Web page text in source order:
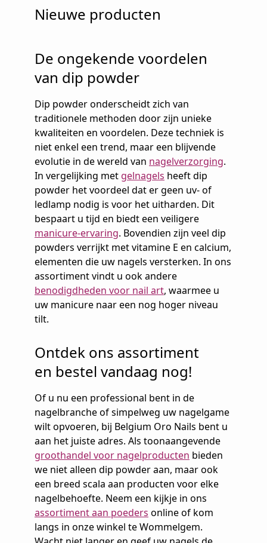
Nieuwe producten
De ongekende voordelen
van dip powder
Dip powder onderscheidt zich van
traditionele methoden door zijn unieke
kwaliteiten en voordelen. Deze techniek is
niet enkel een trend, maar een blijvende
evolutie in de wereld van nagelverzorging.
In vergelijking met gelnagels heeft dip
powder het voordeel dat er geen uv- of
ledlamp nodig is voor het uitharden. Dit
bespaart u tijd en biedt een veiligere
manicure-ervaring. Bovendien zijn veel dip
powders verrijkt met vitamine E en calcium,
elementen die uw nagels versterken. In ons
assortiment vindt u ook andere
benodigdheden voor nail art, waarmee u
uw manicure naar een nog hoger niveau
tilt.
Ontdek ons assortiment
en bestel vandaag nog!
Of u nu een professional bent in de
nagelbranche of simpelweg uw nagelgame
wilt opvoeren, bij Belgium Oro Nails bent u
aan het juiste adres. Als toonaangevende
groothandel voor nagelproducten bieden
we niet alleen dip powder aan, maar ook
een breed scala aan producten voor elke
nagelbehoefte. Neem een kijkje in ons
assortiment aan poeders online of kom
langs in onze winkel te Wommelgem.